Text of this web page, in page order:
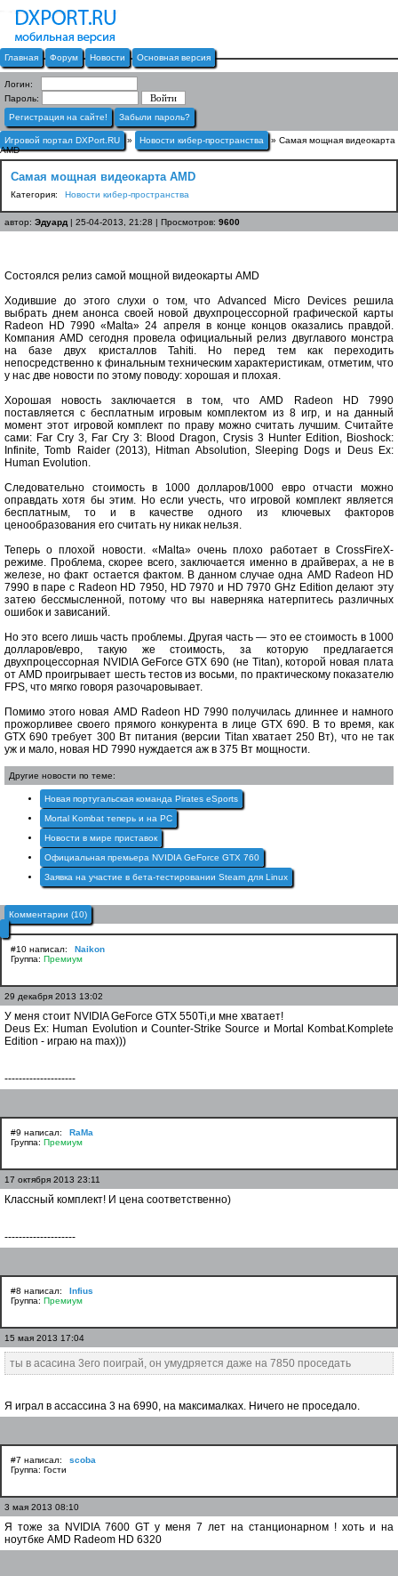
Главная Форум Новости Основная версия
Логин:
Пароль:
Регистрация на сайте!
Забыли пароль?
Игровой портал DXPort.RU » Новости кибер-пространства
» Самая мощная видеокарта
AMD
Самая мощная видеокарта AMD
Категория: Новости кибер-пространства
автор: Эдуард | 25-04-2013, 21:28 | Просмотров: 9600
Состоялся релиз самой мощной видеокарты AMD
Ходившие до этого слухи о том, что Advanced Micro Devices решила
выбрать днем анонса своей новой двухпроцессорной графической карты
Radeon HD 7990 «Malta» 24 апреля в конце концов оказались правдой.
Компания AMD сегодня провела официальный релиз двуглавого монстра
на базе двух кристаллов Tahiti. Но перед тем как переходить
непосредственно к финальным техническим характеристикам, отметим, что
у нас две новости по этому поводу: хорошая и плохая.
Хорошая новость заключается в том, что AMD Radeon HD 7990
поставляется с бесплатным игровым комплектом из 8 игр, и на данный
момент этот игровой комплект по праву можно считать лучшим. Считайте
сами: Far Cry 3, Far Cry 3: Blood Dragon, Crysis 3 Hunter Edition, Bioshock:
Infinite, Tomb Raider (2013), Hitman Absolution, Sleeping Dogs и Deus Ex:
Human Evolution.
Следовательно стоимость в 1000 долларов/1000 евро отчасти можно
оправдать хотя бы этим. Но если учесть, что игровой комплект является
бесплатным, то и в качестве одного из ключевых факторов
ценообразования его считать ну никак нельзя.
Теперь о плохой новости. «Malta» очень плохо работает в CrossFireX-
режиме. Проблема, скорее всего, заключается именно в драйверах, а не в
железе, но факт остается фактом. В данном случае одна AMD Radeon HD
7990 в паре с Radeon HD 7950, HD 7970 и HD 7970 GHz Edition делают эту
затею бессмысленной, потому что вы наверняка натерпитесь различных
ошибок и зависаний.
Но это всего лишь часть проблемы. Другая часть — это ее стоимость в 1000
долларов/евро, такую же стоимость, за которую предлагается
двухпроцессорная NVIDIA GeForce GTX 690 (не Titan), которой новая плата
от AMD проигрывает шесть тестов из восьми, по практическому показателю
FPS, что мягко говоря разочаровывает.
Помимо этого новая AMD Radeon HD 7990 получилась длиннее и намного
прожорливее своего прямого конкурента в лице GTX 690. В то время, как
GTX 690 требует 300 Вт питания (версии Titan хватает 250 Вт), что не так
уж и мало, новая HD 7990 нуждается аж в 375 Вт мощности.
Другие новости по теме:
Новая португальская команда Pirates eSports
Mortal Kombat теперь и на PC
Новости в мире приставок
Официальная премьера NVIDIA GeForce GTX 760
Заявка на участие в бета-тестировании Steam для Linux
Комментарии (10)
#10 написал:
Naikon
Группа: Премиум
29 декабря 2013 13:02
У меня стоит NVIDIA GeForce GTX 550Ti,и мне хватает!
Deus Ex: Human Evolution и Counter-Strike Source и Mortal Kombat.Komplete
Edition - играю на max)))
--------------------
#9 написал:
RaMa
Группа: Премиум
17 октября 2013 23:11
Классный комплект! И цена соответственно)
--------------------
#8 написал:
Infius
Группа: Премиум
15 мая 2013 17:04
ты в асасина 3его поиграй, он умудряется даже на 7850 проседать
Я играл в ассассина 3 на 6990, на максималках. Ничего не проседало.
#7 написал:
scoba
Группа: Гости
3 мая 2013 08:10
Я тоже за NVIDIA 7600 GT у меня 7 лет на станционарном ! хоть и на
ноутбке AMD Radeom HD 6320